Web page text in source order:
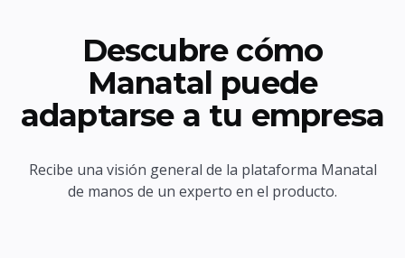
Descubre cómo
Manatal puede
adaptarse a tu empresa
Recibe una visión general de la plataforma Manatal
de manos de un experto en el producto.